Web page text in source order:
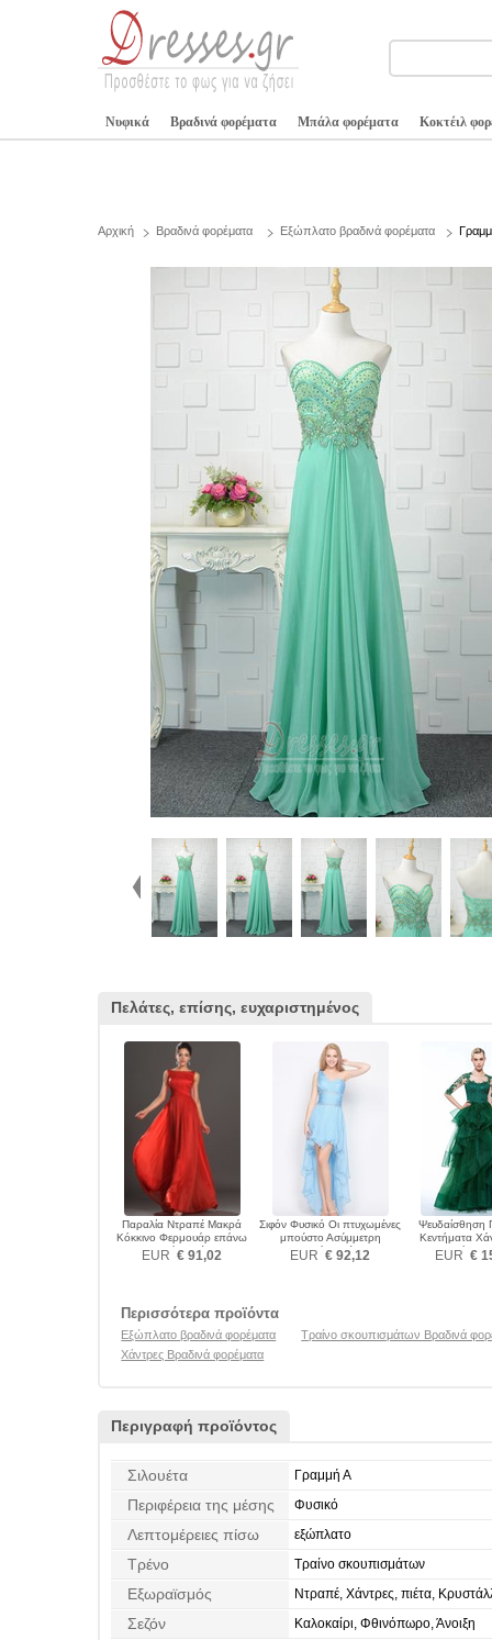
Νυφικά Βραδινά φορέματα Μπάλα φορέματα Κοκτέιλ
Αρχική Βραδινά φορέματα Εξώπλατο βραδινά φορέματα
Πελάτες, επίσης, ευχαριστημένος
Παραλία Ντραπέ Μακρά
Κόκκινο Φερμουάρ επάνω
Βραδινά φορέματα
EUR € 91,02
Σιφόν Φυσικό Οι πτυχωμένες
μπούστο Ασύμμετρη
Βραδινά φορέματα
EUR € 92,12
Ψευδαίσθηση
Κεντήματα
πατωμάτων
EUR €
Περισσότερα προϊόντα
Εξώπλατο βραδινά φορέματα
Τραίνο σκουπισμάτων Βραδινά
Χάντρες Βραδινά φορέματα
Περιγραφή προϊόντος
Σιλουέτα Γραμμή Α
Περιφέρεια της μέσης Φυσικό
Λεπτομέρειες πίσω εξώπλατο
Τρένο Τραίνο σκουπισμάτων
Εξωραϊσμός Ντραπέ, Χάντρες, πιέτα,
Σεζόν Καλοκαίρι, Φθινόπωρο, Άνοιξη